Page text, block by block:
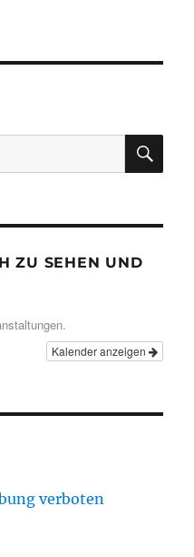
ZU SEHEN UND
Kalender anzeigen
verboten